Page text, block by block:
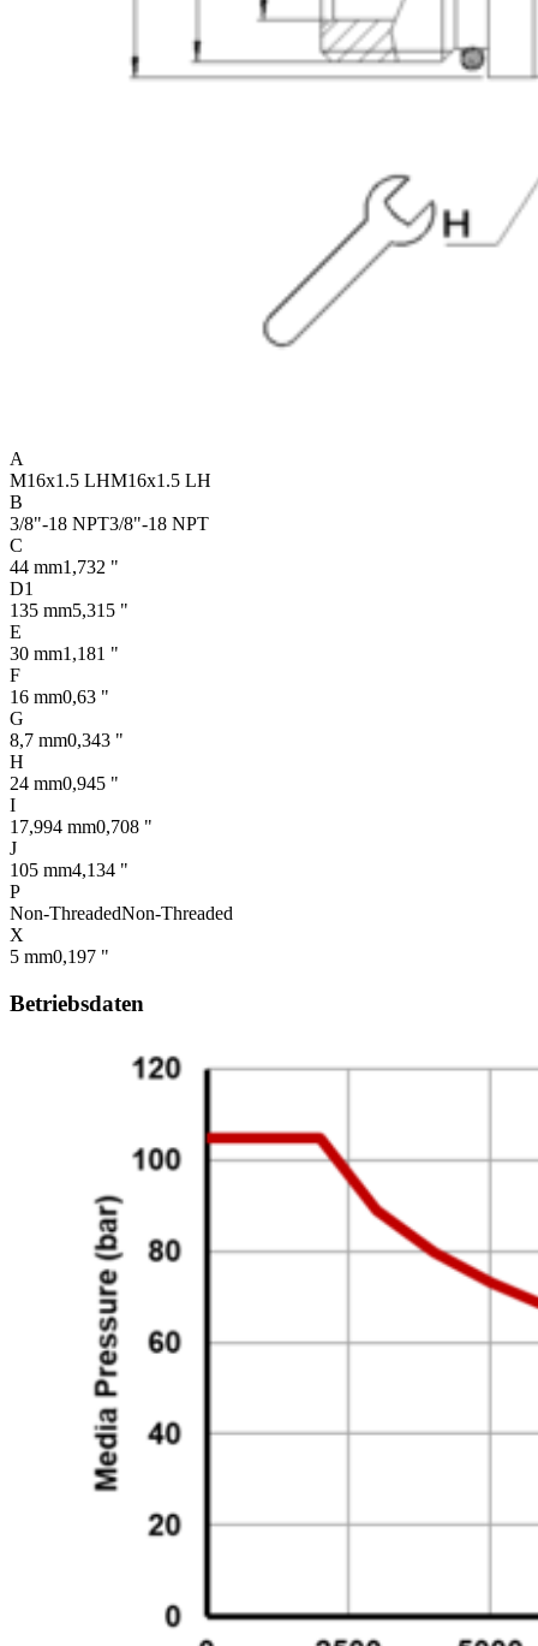
A
M16x1.5 LHM16x1.5 LH
B
3/8"-18 NPT3/8"-18 NPT
C
44 mm1,732 "
D1
135 mm5,315 "
E
30 mm1,181 "
F
16 mm0,63 "
G
8,7 mm0,343 "
H
24 mm0,945 "
I
17,994 mm0,708 "
J
105 mm4,134 "
P
Non-ThreadedNon-Threaded
X
5 mm0,197 "
Betriebsdaten